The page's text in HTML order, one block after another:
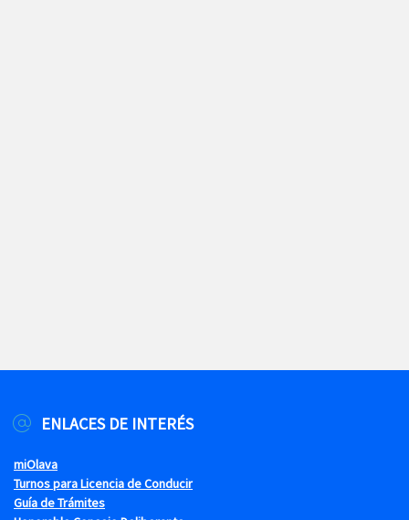
ENLACES DE INTERÉS
miOlava
Turnos para Licencia de Conducir
Guía de Trámites